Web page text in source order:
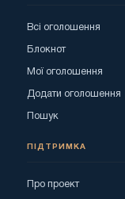
Всі оголошення
Блокнот
Мої оголошення
Додати оголошення
Пошук
ПІДТРИМКА
Про проект